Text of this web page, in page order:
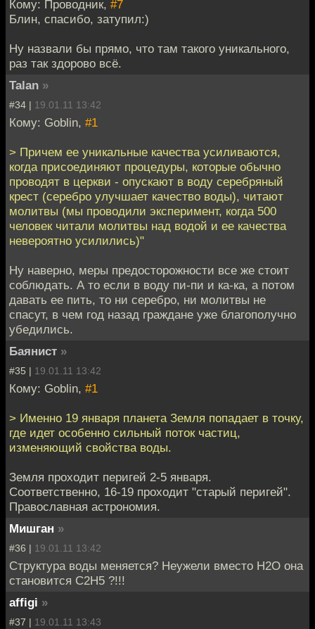
Кому: Проводник, #7
Блин, спасибо, затупил:)
Ну назвали бы прямо, что там такого уникального,
раз так здорово всё.
Talan »
#34 | 19.01.11 13:42
Кому: Goblin, #1
> Причем ее уникальные качества усиливаются,
когда присоединяют процедуры, которые обычно
проводят в церкви - опускают в воду серебряный
крест (серебро улучшает качество воды), читают
молитвы (мы проводили эксперимент, когда 500
человек читали молитвы над водой и ее качества
невероятно усилились)"
Ну наверно, меры предосторожности все же стоит
соблюдать. А то если в воду пи-пи и ка-ка, а потом
давать ее пить, то ни серебро, ни молитвы не
спасут, в чем год назад граждане уже благополучно
убедились.
Баянист »
#35 | 19.01.11 13:42
Кому: Goblin, #1
> Именно 19 января планета Земля попадает в точку,
где идет особенно сильный поток частиц,
изменяющий свойства воды.
Земля проходит перигей 2-5 января.
Соответственно, 16-19 проходит "старый перигей".
Православная астрономия.
Мишган »
#36 | 19.01.11 13:42
Структура воды меняется? Неужели вместо Н2О она
становится С2Н5 ?!!!
affigi »
#37 | 19.01.11 13:43